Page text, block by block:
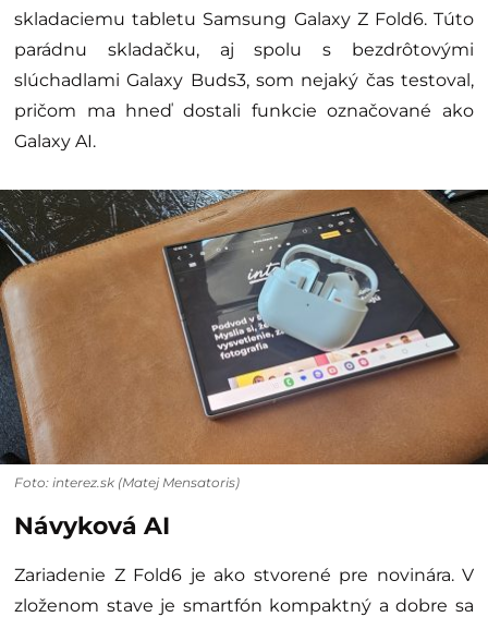
skladaciemu tabletu Samsung Galaxy Z Fold6. Túto
parádnu skladačku, aj spolu s bezdrôtovými
slúchadlami Galaxy Buds3, som nejaký čas testoval,
pričom ma hneď dostali funkcie označované ako
Galaxy AI.
Foto: interez.sk (Matej Mensatoris)
Návyková AI
Zariadenie Z Fold6 je ako stvorené pre novinára. V
zloženom stave je smartfón kompaktný a dobre sa